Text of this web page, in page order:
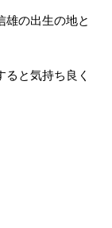
の出生の地と
と気持ち良く